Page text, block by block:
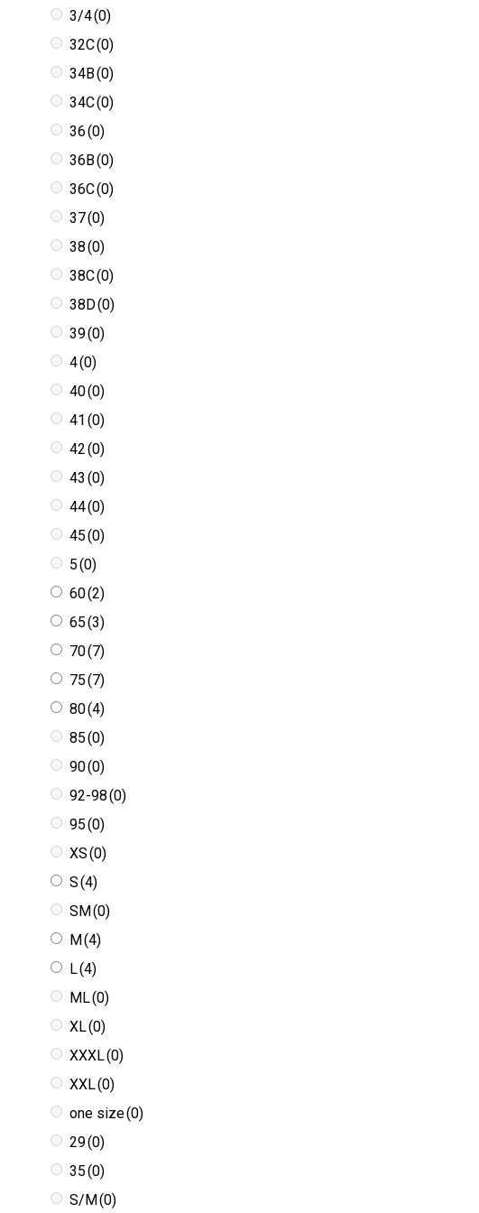
3/4(0)
32C(0)
34B(0)
34C(0)
36(0)
36B(0)
36C(0)
37(0)
38(0)
38C(0)
38D(0)
39(0)
4(0)
40(0)
41 (0)
42(0)
43 (0)
44(0)
45(0)
5(0)
60(2)
65(3)
70(7)
75(7)
80(4)
85(0)
90(0)
92-98(0)
95(0)
XS(0)
S(4)
SM (0)
M (4)
L(4)
ML(0)
XL(0)
XXXL(0)
XXL(0)
one size(0)
29(0)
35(0)
S/M (0)